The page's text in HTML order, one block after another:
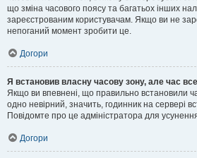
що зміна часового поясу та багатьох інших
зареєстрованим користувачам. Якщо ви не
непоганий момент зробити це.
Догори
Я встановив власну часову зону, але час
Якщо ви впевнені, що правильно встановили
одно невірний, значить, годинник на сервері
Повідомте про це адміністратора для
Догори